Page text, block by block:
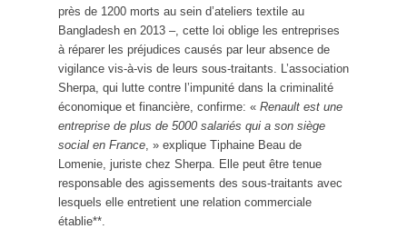
près de 1200 morts au sein d’ateliers textile au
Bangladesh en 2013 –, cette loi oblige les entreprises
à réparer les préjudices causés par leur absence de
vigilance vis-à-vis de leurs sous-traitants. L’association
Sherpa, qui lutte contre l’impunité dans la criminalité
économique et financière, confirme: « Renault est une
entreprise de plus de 5000 salariés qui a son siège
social en France , » explique Tiphaine Beau de
Lomenie, juriste chez Sherpa. Elle peut être tenue
responsable des agissements des sous-traitants avec
lesquels elle entretient une relation commerciale
établie**.